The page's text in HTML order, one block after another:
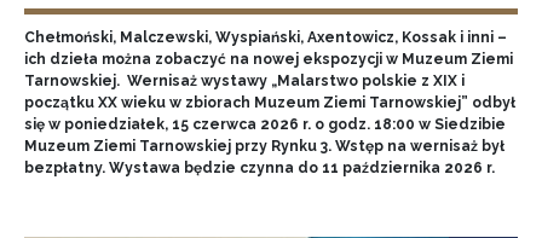
Chełmoński, Malczewski, Wyspiański, Axentowicz, Kossak i inni –
ich dzieła można zobaczyć na nowej ekspozycji w Muzeum Ziemi
Tarnowskiej. Wernisaż wystawy „Malarstwo polskie z XIX i
początku XX wieku w zbiorach Muzeum Ziemi Tarnowskiej” odbył
się w poniedziałek, 15 czerwca 2026 r. o godz. 18:00 w Siedzibie
Muzeum Ziemi Tarnowskiej przy Rynku 3. Wstęp na wernisaż był
bezpłatny. Wystawa będzie czynna do 11 października 2026 r.